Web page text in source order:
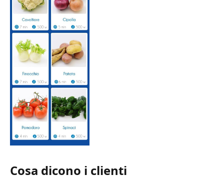
Cosa dicono i clienti